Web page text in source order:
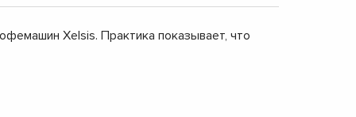
Xelsis. Практика показывает, что